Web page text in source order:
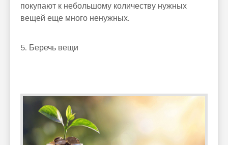
покупают к небольшому количеству нужных
вещей еще много ненужных.
5. Беречь вещи